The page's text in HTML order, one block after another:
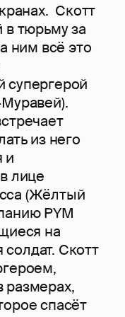
Скотт
тюрьму за
ним всё это
супергерой
из него
и
лице
(Жёлтый
PYM
на
Скотт
размерах,
спасёт